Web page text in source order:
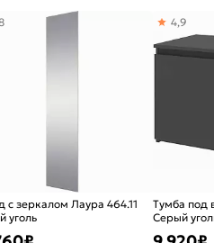
с зеркалом Лаура 464.11
уголь
Тумба под
Серый
4,9